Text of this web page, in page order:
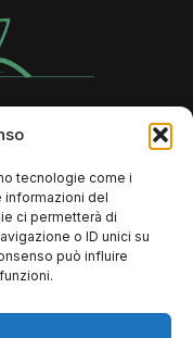
tecnologie come i
informazioni del
ci permetterà di
o ID unici su
può influire